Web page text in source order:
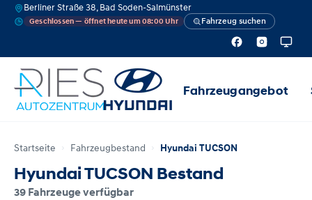
Berliner Straße 38, Bad Soden-Salmünster
Geschlossen — öffnet heute um 08:00 Uhr Fahrzeug suchen
Fahrzeugangebot
Startseite Fahrzeugbestand Hyundai TUCSON
Hyundai TUCSON Bestand
39 Fahrzeuge verfügbar